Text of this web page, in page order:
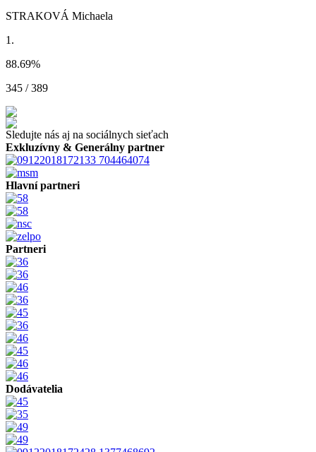
STRAKOVÁ Michaela
1.
88.69%
345 / 389
Sledujte nás aj na sociálnych sieťach
Exkluzívny & Generálny partner
Hlavní partneri
Partneri
Dodávatelia